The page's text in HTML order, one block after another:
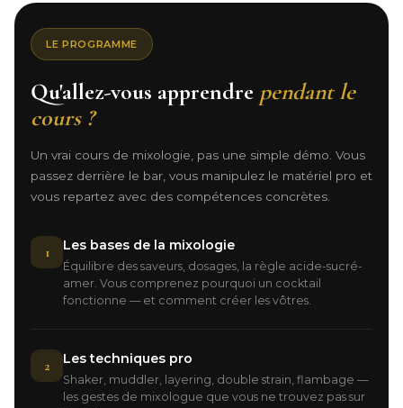
LE PROGRAMME
Qu'allez-vous apprendre pendant le
cours ?
Un vrai cours de mixologie, pas une simple démo. Vous
passez derrière le bar, vous manipulez le matériel pro et
vous repartez avec des compétences concrètes.
1 Les bases de la mixologie
Équilibre des saveurs, dosages, la règle acide-sucré-
amer. Vous comprenez pourquoi un cocktail
fonctionne — et comment créer les vôtres.
2 Les techniques pro
Shaker, muddler, layering, double strain, flambage —
les gestes de mixologue que vous ne trouvez pas sur